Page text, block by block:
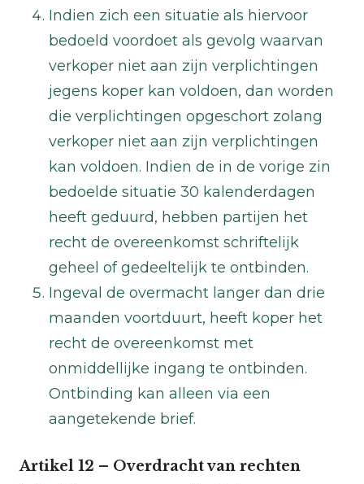
Indien zich een situatie als hiervoor
bedoeld voordoet als gevolg waarvan
verkoper niet aan zijn verplichtingen
jegens koper kan voldoen, dan worden
die verplichtingen opgeschort zolang
verkoper niet aan zijn verplichtingen
kan voldoen. Indien de in de vorige zin
bedoelde situatie 30 kalenderdagen
heeft geduurd, hebben partijen het
recht de overeenkomst schriftelijk
geheel of gedeeltelijk te ontbinden.
Ingeval de overmacht langer dan drie
maanden voortduurt, heeft koper het
recht de overeenkomst met
onmiddellijke ingang te ontbinden.
Ontbinding kan alleen via een
aangetekende brief.
Artikel 12 – Overdracht van rechten